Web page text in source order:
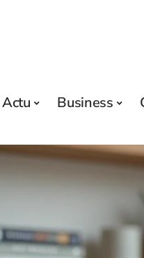
Actu Business